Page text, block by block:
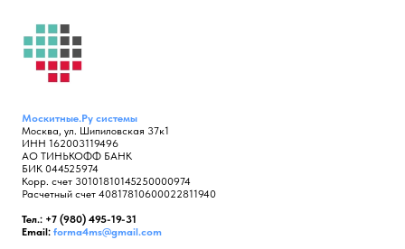
Москитные.Ру системы
Москва, ул. Шипиловская 37к1
ИНН 162003119496
АО ТИНЬКОФФ БАНК
БИК 044525974
Корр. счет 30101810145250000974
Расчетный счет 40817810600022811940
Тел.: +7 (980) 495-19-31
Email: forma4ms@gmail.com